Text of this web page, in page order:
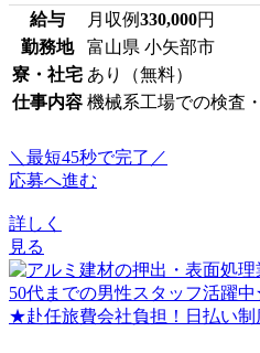
給与 月収例330,000円
勤務地
富山県 小矢部市
寮・社宅 あり（無料）
仕事内容 機械系工場での検査
＼最短45秒で完了／
応募へ進む
詳しく
見る